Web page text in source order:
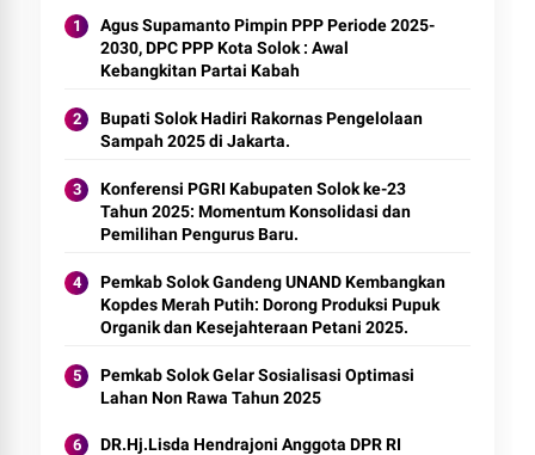
Agus Supamanto Pimpin PPP Periode 2025-
2030, DPC PPP Kota Solok : Awal
Kebangkitan Partai Kabah
Bupati Solok Hadiri Rakornas Pengelolaan
Sampah 2025 di Jakarta.
Konferensi PGRI Kabupaten Solok ke-23
Tahun 2025: Momentum Konsolidasi dan
Pemilihan Pengurus Baru.
Pemkab Solok Gandeng UNAND Kembangkan
Kopdes Merah Putih: Dorong Produksi Pupuk
Organik dan Kesejahteraan Petani 2025.
Pemkab Solok Gelar Sosialisasi Optimasi
Lahan Non Rawa Tahun 2025
DR.Hj.Lisda Hendrajoni Anggota DPR RI